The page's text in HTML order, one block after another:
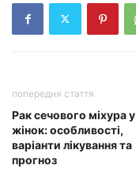
попередня стаття
Рак сечового міхура у
жінок: особливості,
варіанти лікування та
прогноз